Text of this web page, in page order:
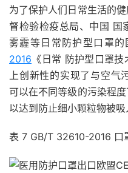
为了保护人们日常生活的
督检验检疫总局、中国 国
雾霾等日常防护型口罩的
2016 《日常 防护型口罩
上创新性的实现了与空气
可以在不同等级的污染程
以达到防止细小颗粒物被吸
表 7 GB/T 32610-2016 口